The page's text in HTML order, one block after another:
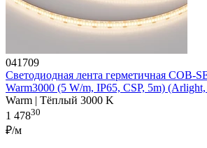
041709
Светодиодная лента герметичная COB-
Warm3000 (5 W/m, IP65, CSP, 5m)
Warm | Тёплый 3000 K
1 47830
₽/м